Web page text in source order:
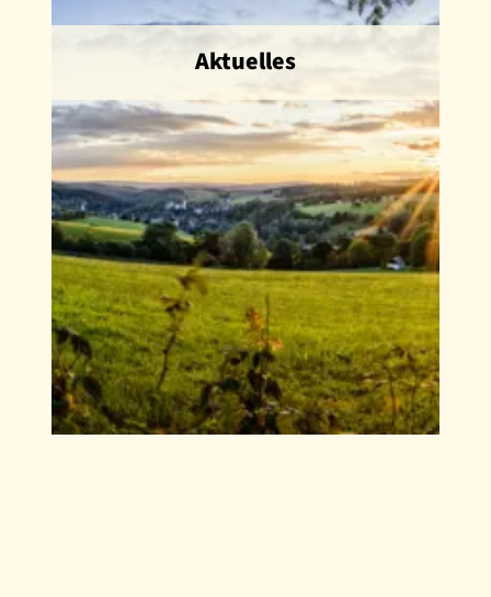
Die Braunkohlenplanung ist in den
Landesplanungsgesetzen der
betroffenen Länder Nordrhein-
Westfalen, Brandenburg und
Sachsen rechtlich verankert.
WEITER
Aktuelles